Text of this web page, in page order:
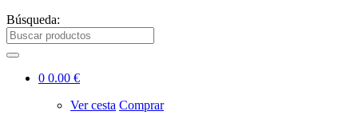
Búsqueda:
0 0.00 €
Ver cesta Comprar